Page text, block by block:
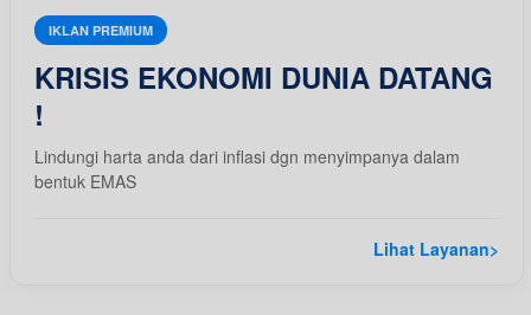
IKLAN PREMIUM
KRISIS EKONOMI DUNIA DATANG
!
Lindungi harta anda dari inflasi dgn menyimpanya dalam
bentuk EMAS
Lihat Layanan>